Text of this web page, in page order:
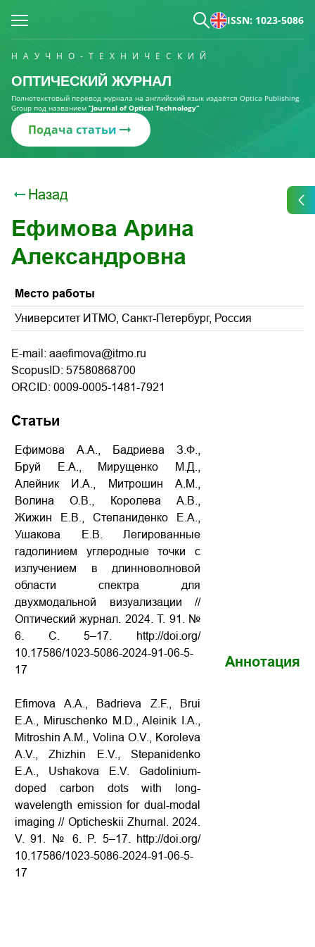
ISSN: 1023-5086
НАУЧНО-ТЕХНИЧЕСКИЙ
ОПТИЧЕСКИЙ ЖУРНАЛ
Полнотекстовый перевод журнала на английский язык издаётся Optica Publishing
Group под названием “Journal of Optical Technology“
Подача статьи
Назад
Ефимова Арина
Александровна
Место работы
Университет ИТМО, Санкт-Петербург, Россия
E-mail: aaefimova@itmo.ru
ScopusID: 57580868700
ORCID: 0009-0005-1481-7921
Статьи
Ефимова А.А., Бадриева З.Ф.,
Бруй Е.А., Мирущенко М.Д.,
Алейник И.А., Митрошин А.М.,
Волина О.В., Королева А.В.,
Жижин Е.В., Степаниденко Е.А.,
Ушакова Е.В. Легированные
гадолинием углеродные точки с
излучением в длинноволновой
области спектра для
двухмодальной визуализации //
Оптический журнал. 2024. Т. 91. №
6. С. 5–17. http://doi.org/
10.17586/1023-5086-2024-91-06-5-
17
Efimova A.A., Badrieva Z.F., Brui
E.A., Miruschenko M.D., Aleinik I.A.,
Mitroshin A.M., Volina O.V., Koroleva
A.V., Zhizhin E.V., Stepanidenko
E.A., Ushakova E.V. Gadolinium-
doped carbon dots with long-
wavelength emission for dual-modal
imaging // Opticheskii Zhurnal. 2024.
V. 91. № 6. P. 5–17. http://doi.org/
10.17586/1023-5086-2024-91-06-5-
17
Аннотация